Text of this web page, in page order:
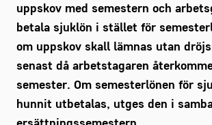
uppskov med semestern och
betala sjuklön i stället för
om uppskov skall lämnas utan
senast då arbetstagaren
semester. Om semesterlönen för
hunnit utbetalas, utges den i